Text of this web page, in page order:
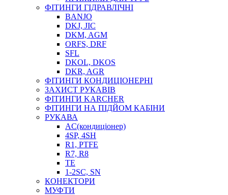
ФІТИНГИ ГІДРАВЛІЧНІ
BANJO
DKJ, JIC
DKM, AGM
ORFS, DRF
SFL
DKOL, DKOS
DKR, AGR
ФІТИНГИ КОНДИЦІОНЕРНІ
ЗАХИСТ РУКАВІВ
ФІТИНГИ KARCHER
ФІТИНГИ НА ПІДЙОМ КАБІНИ
РУКАВА
AC(кондиціонер)
4SP, 4SH
R1, PTFE
R7, R8
TE
1-2SC, SN
КОНЕКТОРИ
МУФТИ